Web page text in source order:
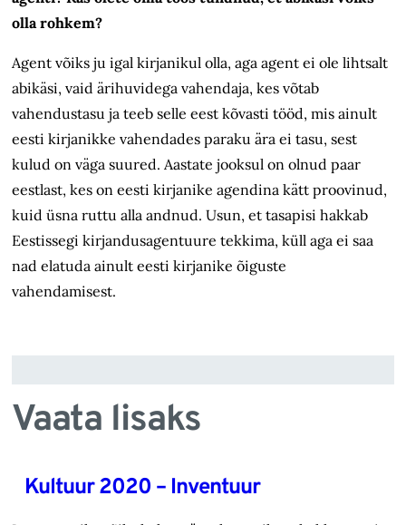
olla rohkem?
Agent võiks ju igal kirjanikul olla, aga agent ei ole lihtsalt
abikäsi, vaid ärihuvidega vahendaja, kes võtab
vahendustasu ja teeb selle eest kõvasti tööd, mis ainult
eesti kirjanikke vahendades paraku ära ei tasu, sest
kulud on väga suured. Aastate jooksul on olnud paar
eestlast, kes on eesti kirjanike agendina kätt proovinud,
kuid üsna ruttu alla andnud. Usun, et tasapisi hakkab
Eestissegi kirjandus­agentuure tekkima, küll aga ei saa
nad elatuda ainult eesti kirjanike õiguste
vahendamisest.
Vaata lisaks
Kultuur 2020 – Inventuur